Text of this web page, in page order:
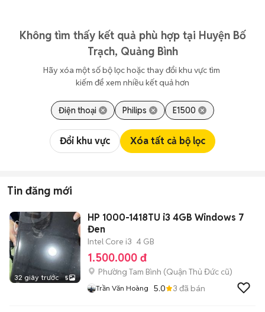
Không tìm thấy kết quả phù hợp tại Huyện Bố
Trạch, Quảng Bình
Hãy xóa một số bộ lọc hoặc thay đổi khu vực tìm
kiếm để xem nhiều kết quả hơn
Điện thoại Philips E1500
Đổi khu vực Xóa tất cả bộ lọc
Tin đăng mới
32 giây trước 5
HP 1000-1418TU i3 4GB Windows 7
Đen
Intel Core i3 4 GB
1.500.000 đ
Phường Tam Bình (Quận Thủ Đức cũ)
Trần Văn Hoàng 5.0 3 đã bán